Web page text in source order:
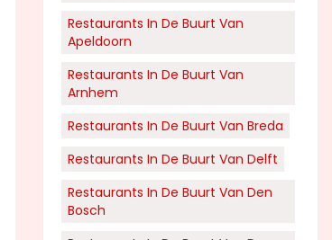
Restaurants In De Buurt Van
Apeldoorn
Restaurants In De Buurt Van
Arnhem
Restaurants In De Buurt Van Breda
Restaurants In De Buurt Van Delft
Restaurants In De Buurt Van Den
Bosch